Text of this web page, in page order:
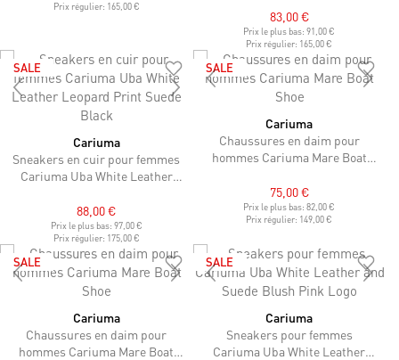
Prix régulier: 165,00 €
Camel
83,00 €
Prix le plus bas:91,00 €
Prix régulier: 165,00 €
SALE
Cariuma
Sneakers en cuir pour femmes
Cariuma Uba White Leather
88,00 €
Prix le plus bas: 97,00 €
Prix régulier: 175,00 €
SALE
Cariuma
Chaussures en daim pour
hommes Cariuma Mare Boat
75,00 €
Prix le plus bas:82,00 €
Prix régulier: 149,00 €
SALE
Cariuma
Chaussures en daim pour
hommes Cariuma Mare Boat
SALE
Cariuma
Sneakers pour femmes
Cariuma Uba White Leather